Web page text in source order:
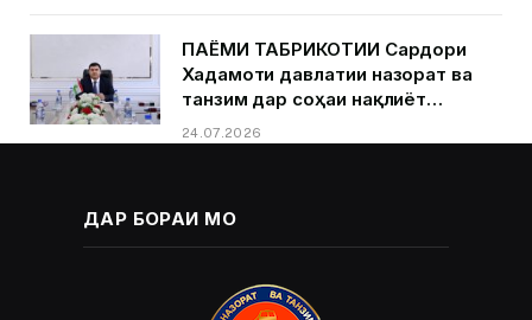
ПАЁМИ ТАБРИКОТИИ Сардори
Хадамоти давлатии назорат ва
танзим дар соҳаи нақлиёт
Қурбонзода Д.Қ.ба муносибати
Рӯзи кормандони соҳаи нақлиёт
24.07.2026
ДАР БОРАИ МО